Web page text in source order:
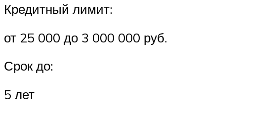
Кредитный лимит:
от 25 000 до 3 000 000 руб.
Срок до:
5 лет